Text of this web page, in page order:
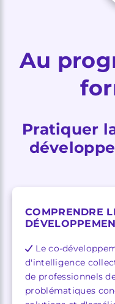
Au
Pratiquer
COMPRENDRE
Le co-
d'intelligence
de professionnels
problématiques